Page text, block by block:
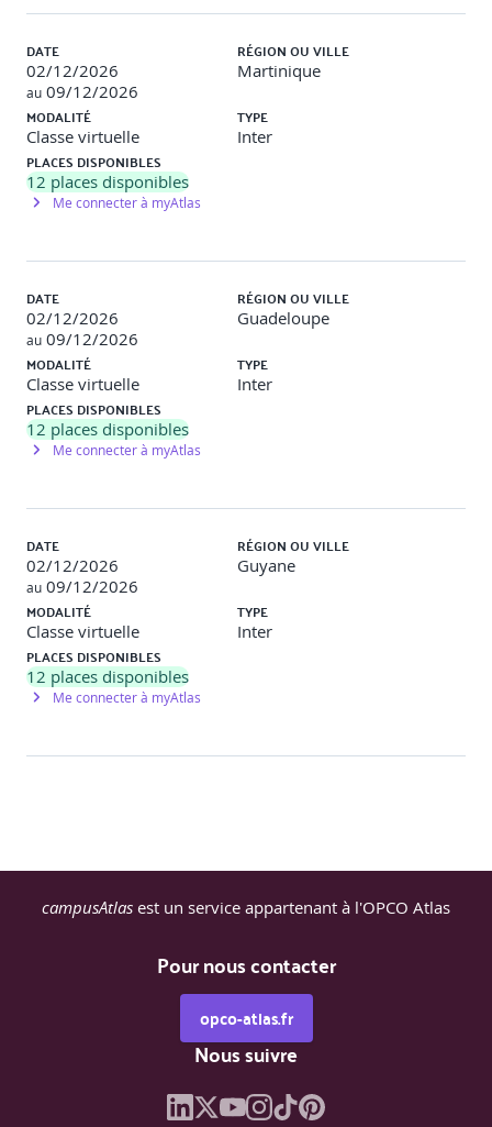
DATE
02/12/2026
au 09/12/2026
RÉGION OU VILLE
Martinique
MODALITÉ
Classe virtuelle
TYPE
Inter
PLACES DISPONIBLES
12 places disponibles
Me connecter à myAtlas
DATE
02/12/2026
au 09/12/2026
RÉGION OU VILLE
Guadeloupe
MODALITÉ
Classe virtuelle
TYPE
Inter
PLACES DISPONIBLES
12 places disponibles
Me connecter à myAtlas
DATE
02/12/2026
au 09/12/2026
RÉGION OU VILLE
Guyane
MODALITÉ
Classe virtuelle
TYPE
Inter
PLACES DISPONIBLES
12 places disponibles
Me connecter à myAtlas
campusAtlas est un service appartenant à l'OPCO Atlas
Pour nous contacter
opco-atlas.fr
Nous suivre